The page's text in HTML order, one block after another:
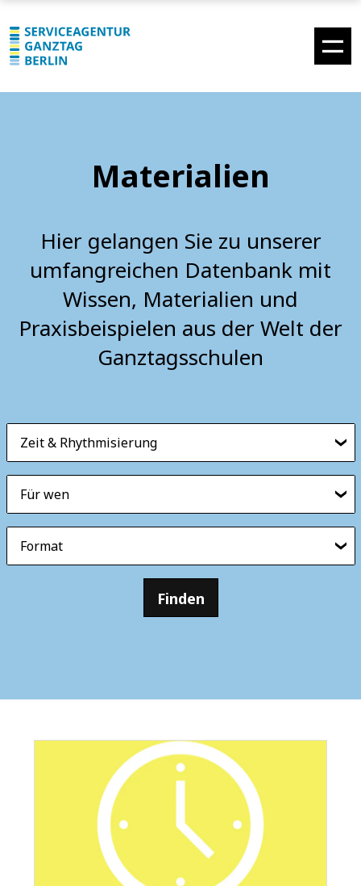
Materialien
Hier gelangen Sie zu unserer
umfangreichen Datenbank mit
Wissen, Materialien und
Praxisbeispielen aus der Welt der
Ganztagsschulen
Zeit & Rhythmisierung
Für wen
Format
Finden